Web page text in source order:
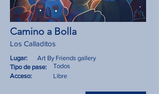
Camino a Bolla
Los Calladitos
Lugar:
Tipo de pase:
Art By Friends gallery
Todos
Acceso:
Libre